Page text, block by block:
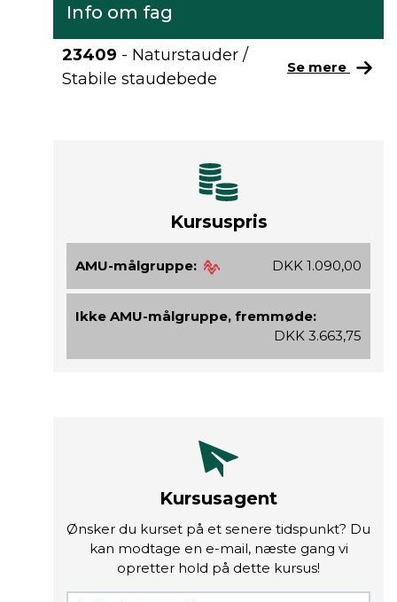
Info om fag
23409 - Naturstauder /
Stabile staudebede
Se mere
Kursuspris
AMU-målgruppe: DKK 1.090,00
Ikke AMU-målgruppe, fremmøde:
DKK 3.663,75
Kursusagent
Ønsker du kurset på et senere tidspunkt? Du
kan modtage en e-mail, næste gang vi
opretter hold på dette kursus!